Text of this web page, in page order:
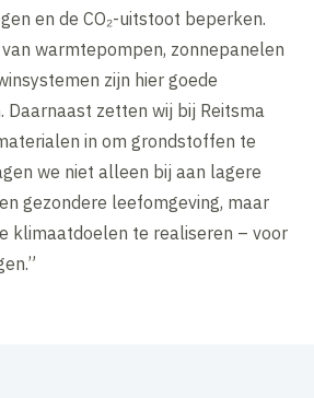
en de CO₂-uitstoot beperken.
warmtepompen, zonnepanelen
zijn hier goede
Daarnaast zetten wij bij Reitsma
in om grondstoffen te
we niet alleen bij aan lagere
gezondere leefomgeving, maar
klimaatdoelen te realiseren – voor